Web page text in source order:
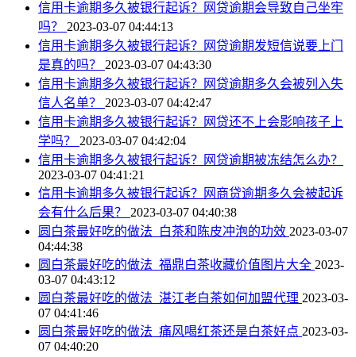
信用卡逾期多久被银行起诉？网贷逾期会导致自己坐牢
吗？ 2023-03-07 04:44:13
信用卡逾期多久被银行起诉？网贷逾期发短信说要上门
是真的吗？ 2023-03-07 04:43:30
信用卡逾期多久被银行起诉？网贷逾期多久会被列入失
信人名单？ 2023-03-07 04:42:47
信用卡逾期多久被银行起诉？网贷还不上会影响孩子上
学吗？ 2023-03-07 04:42:04
信用卡逾期多久被银行起诉？网贷逾期被冻结怎么办？
2023-03-07 04:41:21
信用卡逾期多久被银行起诉？网商贷逾期多久会被起诉
会有什么后果？ 2023-03-07 04:40:38
圆白茶最好吃的做法_白茶和陈皮冲泡的功效 2023-03-07
04:44:38
圆白茶最好吃的做法_福鼎白茶收藏价值图片大全 2023-
03-07 04:43:12
圆白茶最好吃的做法_湛江老白茶如何加盟代理 2023-03-
07 04:41:46
圆白茶最好吃的做法_痛风喝红茶还是白茶好点 2023-03-
07 04:40:20